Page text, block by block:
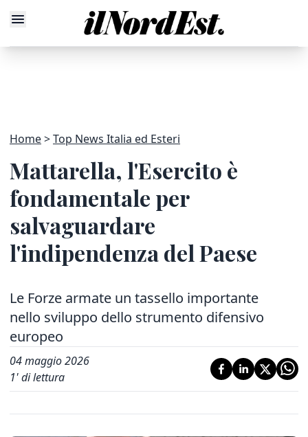
Home Top News Italia ed Esteri
Mattarella, l'Esercito è
fondamentale per
salvaguardare
l'indipendenza del Paese
Le Forze armate un tassello importante
nello sviluppo dello strumento difensivo
europeo
04 maggio 2026
1' di lettura